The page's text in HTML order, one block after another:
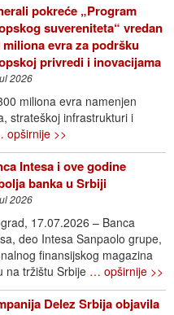
pokreće „Program
suvereniteta“ vredan
miliona evra za podršku
privredi i inovacijama
2026
miliona evra namenjen
strateškoj infrastrukturi i
opširnije >>
Intesa i ove godine
banka u Srbiji
2026
17.07.2026 – Banca
deo Intesa Sanpaolo grupe,
finansijskog magazina
na tržištu Srbije … opširnije >>
Delez Srbija objavila